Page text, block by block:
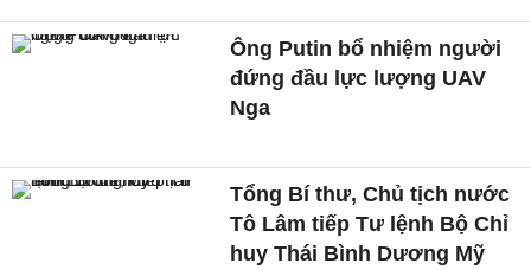
Ông Putin bổ nhiệm người
đứng đầu lực lượng UAV
Nga
Tổng Bí thư, Chủ tịch nước
Tô Lâm tiếp Tư lệnh Bộ Chỉ
huy Thái Bình Dương Mỹ